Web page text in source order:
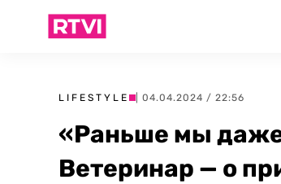
LIFESTYLE | 04.04.2024 / 22:56
«Раньше мы
Ветеринар — о